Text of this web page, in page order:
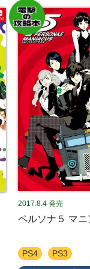
2017.8.4 発売
ペルソナ５ マニ
PS4 PS3